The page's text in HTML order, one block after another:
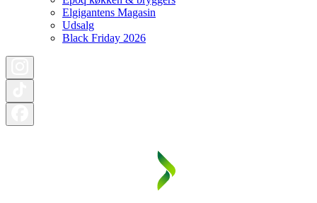
Elgigantens Magasin
Udsalg
Black Friday 2026